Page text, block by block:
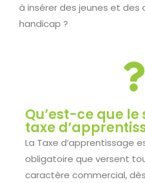
à insérer des jeunes et
handicap ?
Qu’est-ce que le
taxe
La Taxe d’apprentissage
obligatoire que versent
caractère commercial,